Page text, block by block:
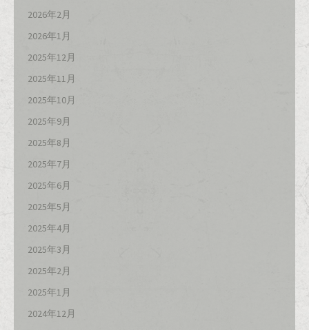
2026年2月
2026年1月
2025年12月
2025年11月
2025年10月
2025年9月
2025年8月
2025年7月
2025年6月
2025年5月
2025年4月
2025年3月
2025年2月
2025年1月
2024年12月